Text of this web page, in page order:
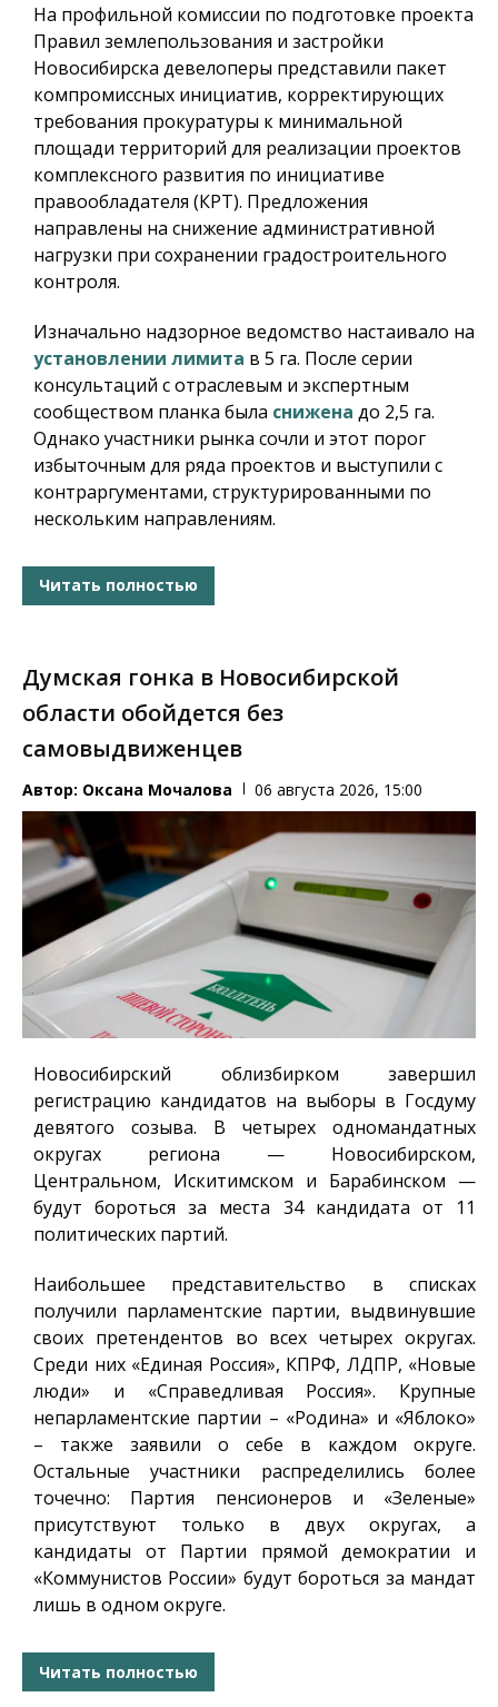
На профильной комиссии по подготовке проекта
Правил землепользования и застройки
Новосибирска девелоперы представили пакет
компромиссных инициатив, корректирующих
требования прокуратуры к минимальной
площади территорий для реализации проектов
комплексного развития по инициативе
правообладателя (КРТ). Предложения
направлены на снижение административной
нагрузки при сохранении градостроительного
контроля.
Изначально надзорное ведомство настаивало на
установлении лимита в 5 га. После серии
консультаций с отраслевым и экспертным
сообществом планка была снижена до 2,5 га.
Однако участники рынка сочли и этот порог
избыточным для ряда проектов и выступили с
контраргументами, структурированными по
нескольким направлениям.
Читать полностью
Думская гонка в Новосибирской
области обойдется без
самовыдвиженцев
Автор: Оксана Мочалова 06 августа 2026, 15:00
Новосибирский облизбирком завершил
регистрацию кандидатов на выборы в Госдуму
девятого созыва. В четырех одномандатных
округах региона — Новосибирском,
Центральном, Искитимском и Барабинском —
будут бороться за места 34 кандидата от 11
политических партий.
Наибольшее представительство в списках
получили парламентские партии, выдвинувшие
своих претендентов во всех четырех округах.
Среди них «Единая Россия», КПРФ, ЛДПР, «Новые
люди» и «Справедливая Россия». Крупные
непарламентские партии – «Родина» и «Яблоко»
– также заявили о себе в каждом округе.
Остальные участники распределились более
точечно: Партия пенсионеров и «Зеленые»
присутствуют только в двух округах, а
кандидаты от Партии прямой демократии и
«Коммунистов России» будут бороться за мандат
лишь в одном округе.
Читать полностью